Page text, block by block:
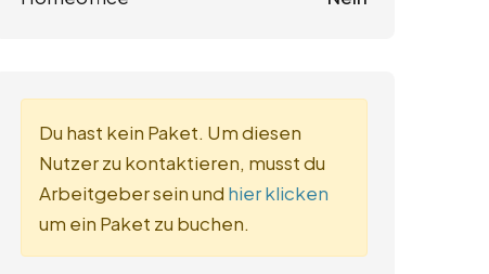
Du hast kein Paket. Um diesen
Nutzer zu kontaktieren, musst du
Arbeitgeber sein und hier klicken
um ein Paket zu buchen.